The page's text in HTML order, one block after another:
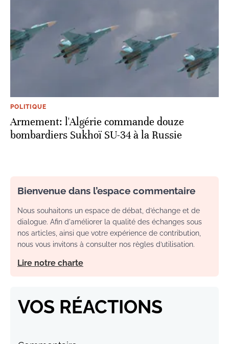
POLITIQUE
Armement: l'Algérie commande douze
bombardiers Sukhoï SU-34 à la Russie
Bienvenue dans l’espace commentaire
Nous souhaitons un espace de débat, d’échange et de
dialogue. Afin d'améliorer la qualité des échanges sous
nos articles, ainsi que votre expérience de contribution,
nous vous invitons à consulter nos règles d’utilisation.
Lire notre charte
VOS RÉACTIONS